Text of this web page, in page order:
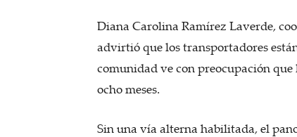
Diana Carolina Ramírez Laverde,
advirtió que los transportadores
comunidad ve con preocupación
ocho meses.
Sin una vía alterna habilitada, el